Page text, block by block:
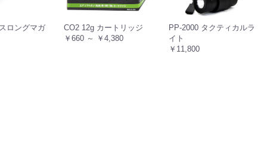
ロングマガ
CO2 12g カートリッジ
￥660 ～ ￥4,380
PP-2000 タクティカルラ
イト
￥11,800